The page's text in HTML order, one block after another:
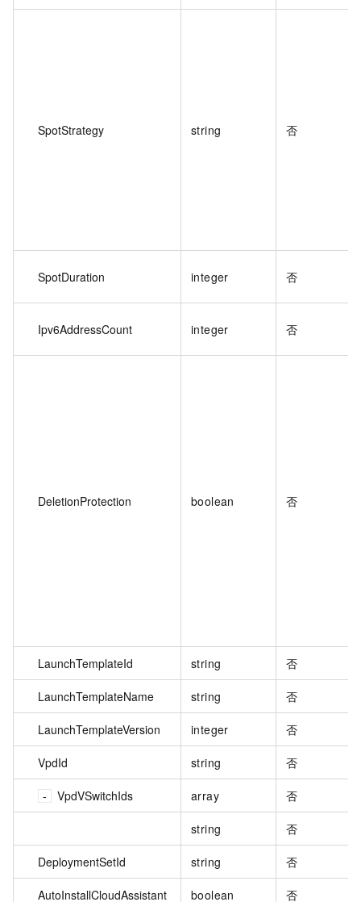
SpotStrategy string 否
SpotDuration integer 否
Ipv6AddressCount integer 否
DeletionProtection boolean 否
LaunchTemplateId string 否
LaunchTemplateName string 否
LaunchTemplateVersion integer 否
VpdId string 否
VpdVSwitchIds array 否
string 否
DeploymentSetId string 否
AutoInstallCloudAssistant boolean 否